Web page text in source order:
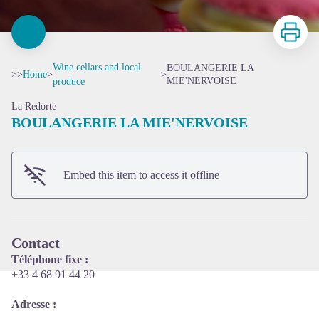
Print
>>Home>
Wine cellars and local
produce
>
BOULANGERIE LA
MIE'NERVOISE
La Redorte
BOULANGERIE LA MIE'NERVOISE
Embed this item to access it offline
Contact
Téléphone fixe :
+33 4 68 91 44 20
Adresse :